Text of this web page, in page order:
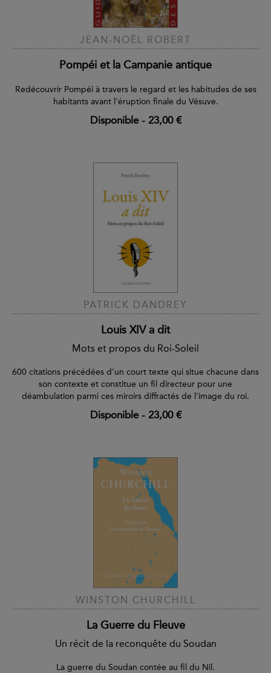
JEAN-NOËL ROBERT
Pompéi et la Campanie antique
Redécouvrir Pompéi à travers le regard et les habitudes de ses
habitants avant l'éruption finale du Vésuve.
Disponible- 23,00 €
PATRICK DANDREY
Louis XIV a dit
Mots et propos du Roi-Soleil
600 citations précédées d'un court texte qui situe chacune dans
son contexte et constitue un fil directeur pour une
déambulation parmi ces miroirs diffractés de l'image du roi.
Disponible- 23,00 €
WINSTON CHURCHILL
La Guerre du Fleuve
Un récit de la reconquête du Soudan
La guerre du Soudan contée au fil du Nil.